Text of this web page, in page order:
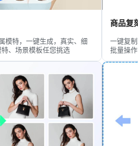
模特，一键生成，真实、细
、场景模板任您挑选
商品复
一键复
批量操